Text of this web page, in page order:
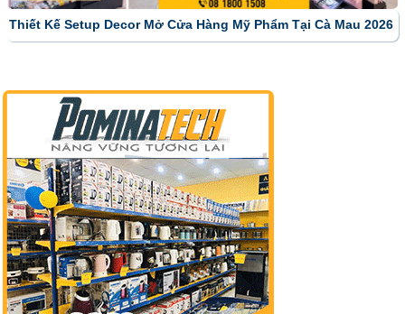
Thiết Kế Setup Decor Mở Cửa Hàng Mỹ Phẩm Tại Cà Mau 2026